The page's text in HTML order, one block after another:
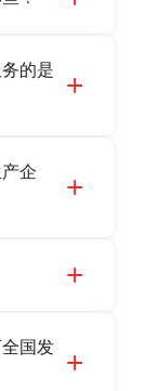
天然、
资质齐
的是
计、现货
企
三方检测
宾大街 9
专业隔震
天然、
国发